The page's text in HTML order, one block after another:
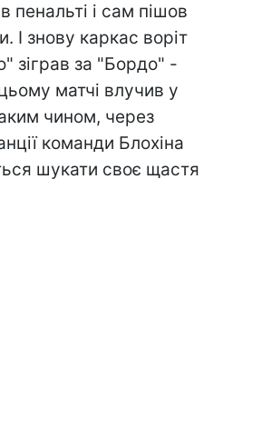
пенальті і сам пішов
І знову каркас воріт
зіграв за "Бордо" -
матчі влучив у
чином, через
команди Блохіна
шукати своє щастя